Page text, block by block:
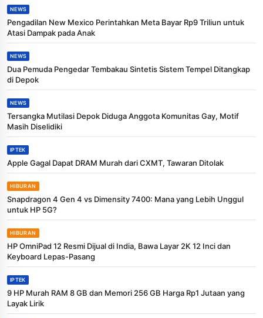
NEWS
Pengadilan New Mexico Perintahkan Meta Bayar Rp9 Triliun untuk
Atasi Dampak pada Anak
NEWS
Dua Pemuda Pengedar Tembakau Sintetis Sistem Tempel Ditangkap
di Depok
NEWS
Tersangka Mutilasi Depok Diduga Anggota Komunitas Gay, Motif
Masih Diselidiki
IPTEK
Apple Gagal Dapat DRAM Murah dari CXMT, Tawaran Ditolak
HIBURAN
Snapdragon 4 Gen 4 vs Dimensity 7400: Mana yang Lebih Unggul
untuk HP 5G?
HIBURAN
HP OmniPad 12 Resmi Dijual di India, Bawa Layar 2K 12 Inci dan
Keyboard Lepas-Pasang
IPTEK
9 HP Murah RAM 8 GB dan Memori 256 GB Harga Rp1 Jutaan yang
Layak Lirik